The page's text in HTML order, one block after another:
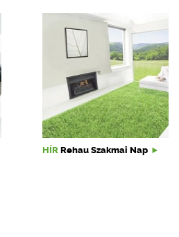
HÍR Rehau Szakmai Nap